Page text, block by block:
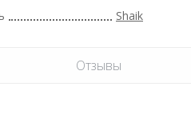
Shaik
Отзывы